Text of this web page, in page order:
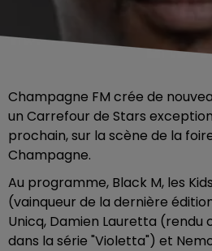
Champagne FM crée de
un Carrefour de Stars
prochain, sur la scène de la
Champagne.
Au programme, Black M, les
(vainqueur de la dernière
Unicq, Damien Lauretta (rendu
dans la série "Violetta") et